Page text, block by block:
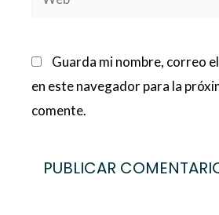
Guarda mi nombre, correo
en este navegador para la
comente.